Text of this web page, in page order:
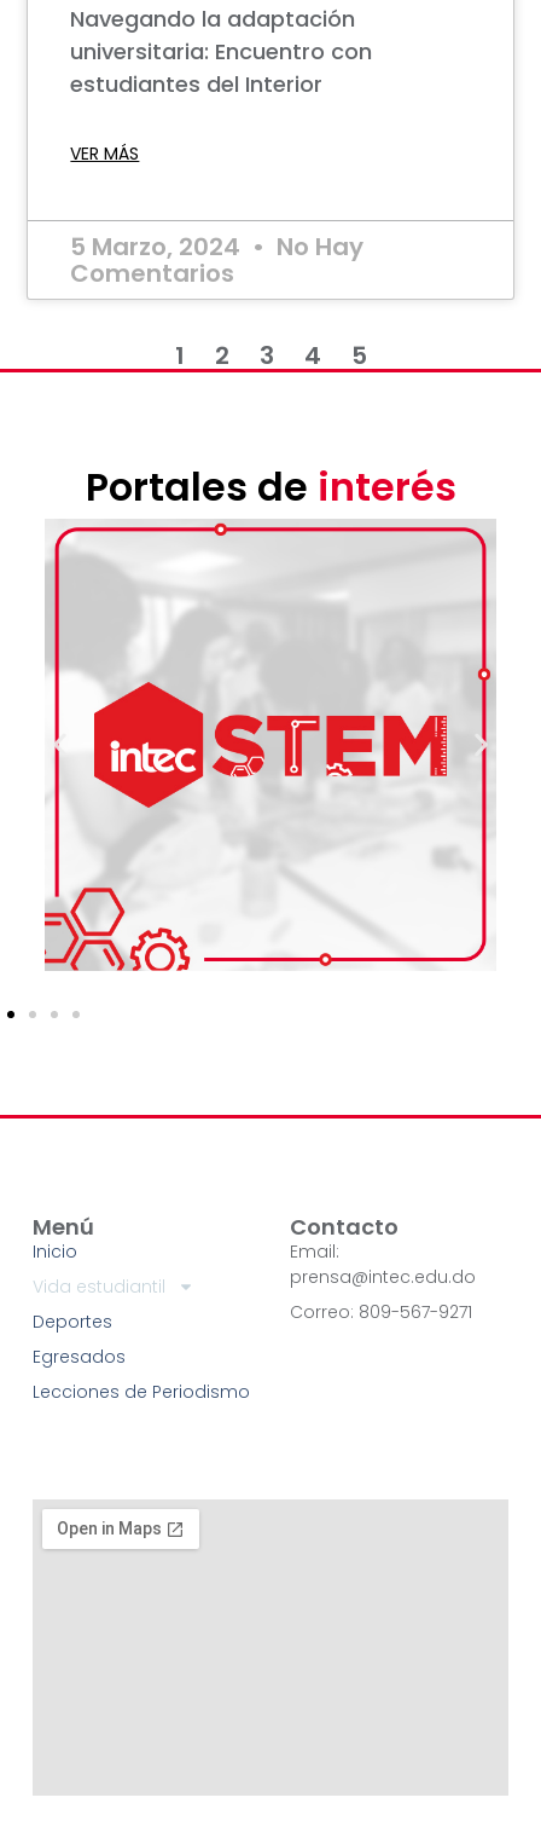
Navegando la adaptación
universitaria: Encuentro con
estudiantes del Interior
VER MÁS
5 Marzo, 2024 No Hay
Comentarios
1 2 3 4 5
Portales de interés
Menú
Inicio
Vida estudiantil
Deportes
Egresados
Lecciones de Periodismo
Contacto
Email:
prensa@intec.edu.do
Correo: 809-567-9271